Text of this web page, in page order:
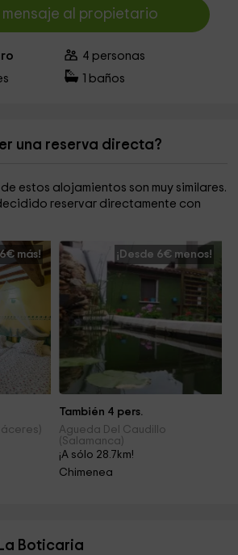
mensaje al propietario
4 personas
baños
una reserva directa?
estos alojamientos son muy similares.
reservar directamente con
más! ¡Desde 6€ menos!
También 4 pers.
Agueda Del Caudillo
(Salamanca)
¡A sólo 28.7km!
Chimenea
Boticaria